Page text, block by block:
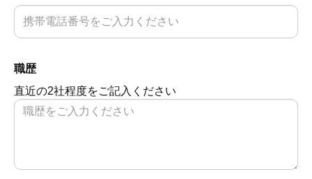
職歴
直近の2社程度をご記入ください